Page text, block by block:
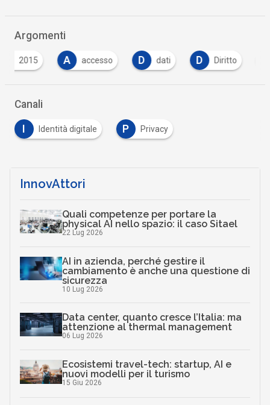
Argomenti
A accesso D D Diritto F
Canali
I Identità digitale P Privacy
InnovAttori
Quali competenze per portare la
physical AI nello spazio: il caso Sitael
22 Lug 2026
AI in azienda, perché gestire il
cambiamento è anche una questione di
sicurezza
10 Lug 2026
Data center, quanto cresce l’Italia: ma
attenzione al thermal management
06 Lug 2026
Ecosistemi travel-tech: startup, AI e
nuovi modelli per il turismo
15 Giu 2026